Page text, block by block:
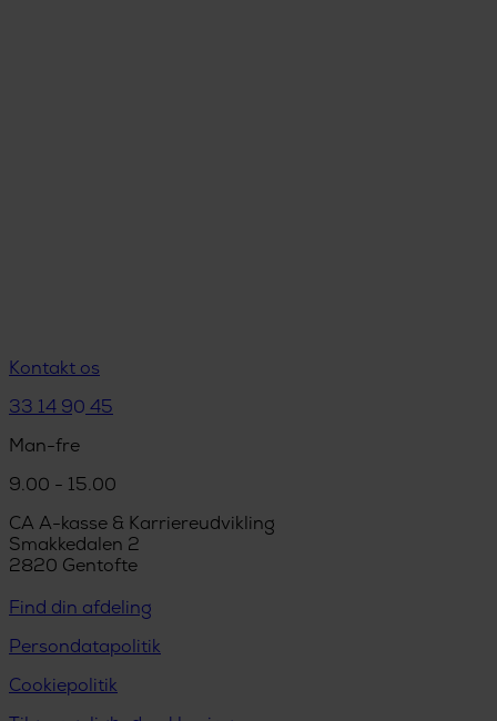
Kontakt os
33 14 90 45
Man-fre
9.00 - 15.00
CA A-kasse & Karriereudvikling
Smakkedalen 2
2820 Gentofte
Find din afdeling
Persondatapolitik
Cookiepolitik